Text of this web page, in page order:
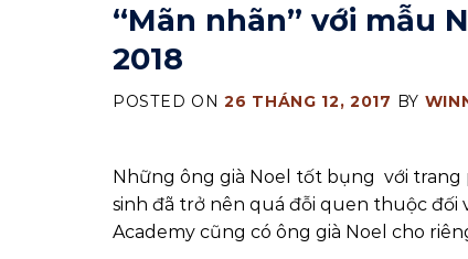
“Mãn nhãn” với mẫu
2018
POSTED ON 26 THÁNG 12, 2017 BY
Những ông già Noel tốt bụng với
sinh đã trở nên quá đỗi quen thuộc đối
Academy cũng có ông già Noel cho